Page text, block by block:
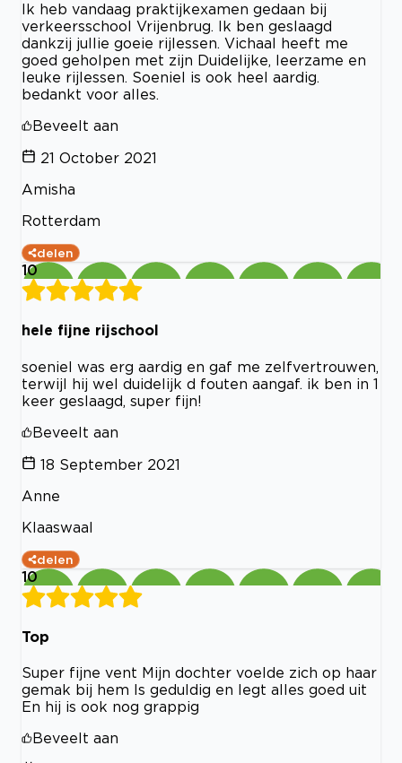
Ik heb vandaag praktijkexamen gedaan bij
verkeersschool Vrijenbrug. Ik ben geslaagd
dankzij jullie goeie rijlessen. Vichaal heeft me
goed geholpen met zijn Duidelijke, leerzame en
leuke rijlessen. Soeniel is ook heel aardig.
bedankt voor alles.
Beveelt aan
21 October 2021
Amisha
Rotterdam
delen
10
hele fijne rijschool
soeniel was erg aardig en gaf me zelfvertrouwen,
terwijl hij wel duidelijk d fouten aangaf. ik ben in 1
keer geslaagd, super fijn!
Beveelt aan
18 September 2021
Anne
Klaaswaal
delen
10
Top
Super fijne vent Mijn dochter voelde zich op haar
gemak bij hem Is geduldig en legt alles goed uit
En hij is ook nog grappig
Beveelt aan